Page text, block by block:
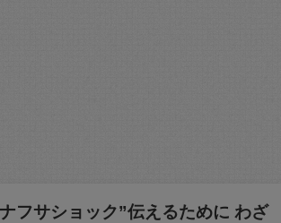
フサショック”伝えるために わざ